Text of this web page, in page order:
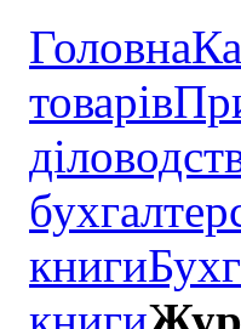
Головна
товарів
книги